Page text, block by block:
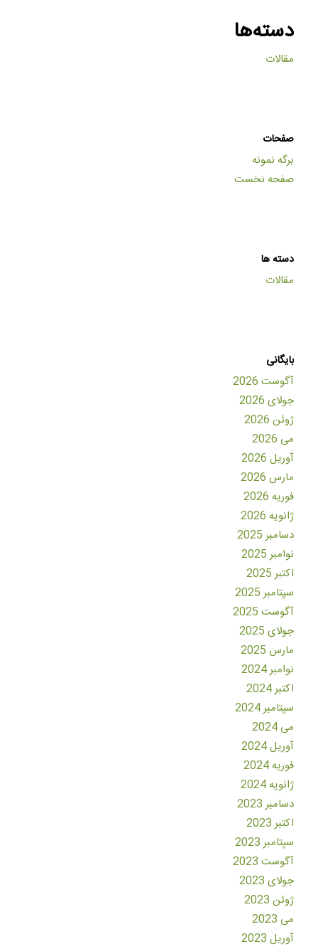
دسته‌ها
مقالات
صفحات
برگه نمونه
صفحه نخست
دسته ها
مقالات
بایگانی
آگوست 2026
جولای 2026
ژوئن 2026
می 2026
آوریل 2026
مارس 2026
فوریه 2026
ژانویه 2026
دسامبر 2025
نوامبر 2025
اکتبر 2025
سپتامبر 2025
آگوست 2025
جولای 2025
مارس 2025
نوامبر 2024
اکتبر 2024
سپتامبر 2024
می 2024
آوریل 2024
فوریه 2024
ژانویه 2024
دسامبر 2023
اکتبر 2023
سپتامبر 2023
آگوست 2023
جولای 2023
ژوئن 2023
می 2023
آوریل 2023